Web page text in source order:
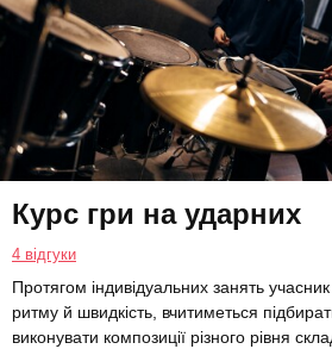
Курс гри на ударних
4 відгуки
Протягом індивідуальних занять
ритму й швидкість, вчитиметься
виконувати композиції різного рівня